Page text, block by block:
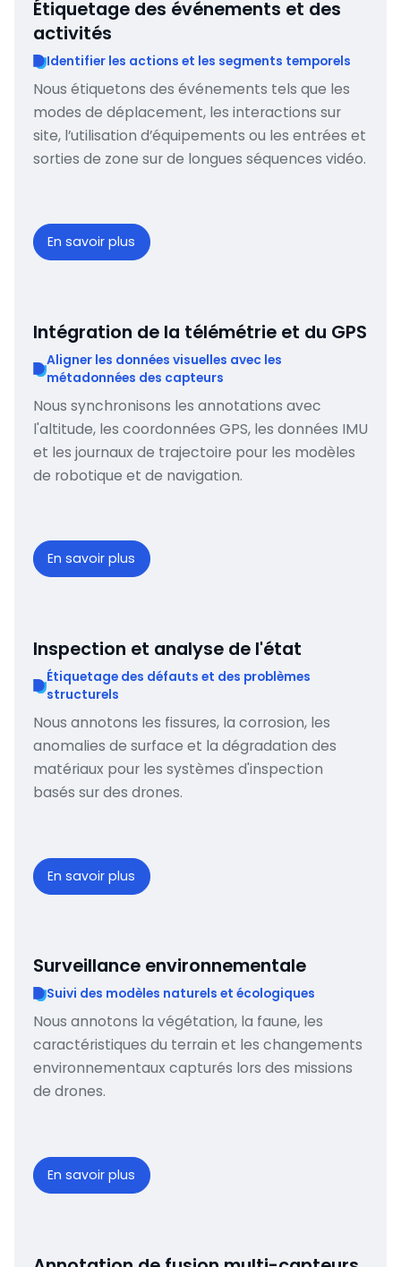
Étiquetage des événements et des
activités
Identifier les actions et les segments temporels
Nous étiquetons des événements tels que les
modes de déplacement, les interactions sur
site, l’utilisation d’équipements ou les entrées et
sorties de zone sur de longues séquences vidéo.
En savoir plus
Intégration de la télémétrie et du GPS
Aligner les données visuelles avec les
métadonnées des capteurs
Nous synchronisons les annotations avec
l'altitude, les coordonnées GPS, les données IMU
et les journaux de trajectoire pour les modèles
de robotique et de navigation.
En savoir plus
Inspection et analyse de l'état
Étiquetage des défauts et des problèmes
structurels
Nous annotons les fissures, la corrosion, les
anomalies de surface et la dégradation des
matériaux pour les systèmes d'inspection
basés sur des drones.
En savoir plus
Surveillance environnementale
Suivi des modèles naturels et écologiques
Nous annotons la végétation, la faune, les
caractéristiques du terrain et les changements
environnementaux capturés lors des missions
de drones.
En savoir plus